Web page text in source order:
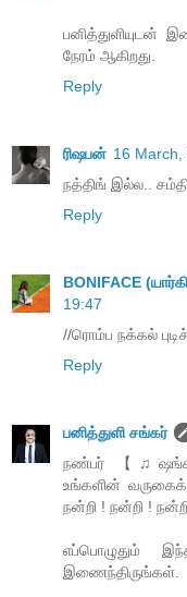
பனித்துளியுடன்
நேரம் ஆகிறது.
Reply
ரிஷபன் 16 March,
நத்திங் இல்ல..
Reply
BONIFACE
19:47
//ரொம்ப நக்கல்
Reply
பனித்துளி சங்கர்
நண்பர் 【
உங்களின்
நன்றி ! நன்றி !
எப்பொழுதும்
இணைந்திருங்கள்.